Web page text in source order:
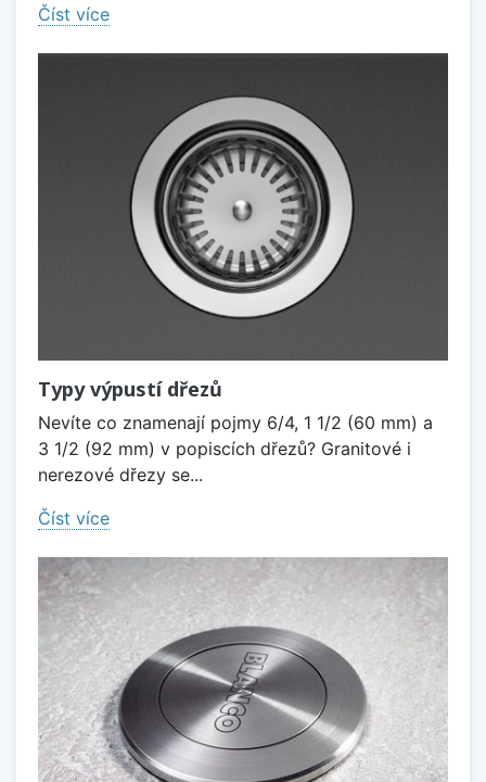
Číst více
Typy výpustí dřezů
Nevíte co znamenají pojmy 6/4, 1 1/2 (60 mm) a
3 1/2 (92 mm) v popiscích dřezů? Granitové i
nerezové dřezy se...
Číst více